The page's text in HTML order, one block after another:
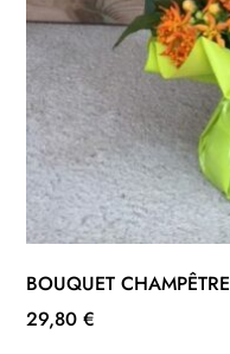
BOUQUET CHAMPÊTRE
29,80€